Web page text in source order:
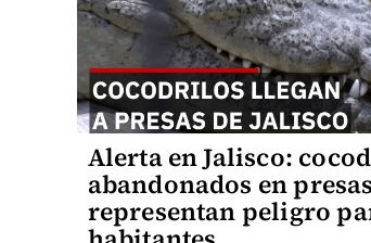
Alerta en Jalisco:
abandonados en presas
representan peligro